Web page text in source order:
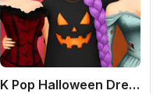
K Pop Halloween Dress Up